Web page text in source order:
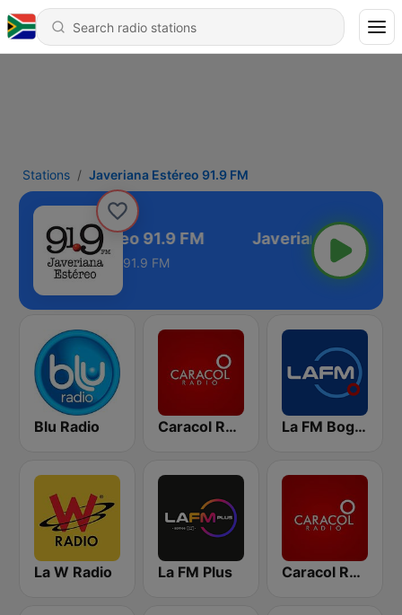
Stations Javeriana Estéreo 91.9 FM
Estéreo 91.9 FM
91.9 FM
Blu Radio Caracol Radio La FM Bogotá
La W Radio La FM Plus Caracol Radio Medellín